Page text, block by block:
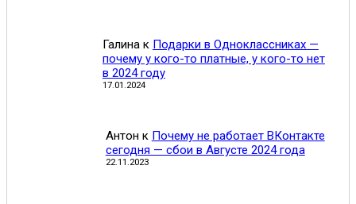
Галинак Подарки в Одноклассниках —
почему у кого-то платные, у кого-то нет
в 2024 году
17.01.2024
Антон к Почему не работает ВКонтакте
сегодня — сбои в Августе 2024 года
22.11.2023